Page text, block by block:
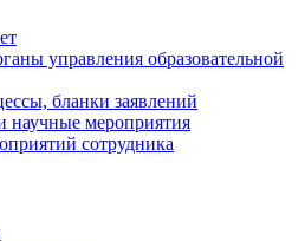
управления образовательной
бланки заявлений
научные мероприятия
сотрудника